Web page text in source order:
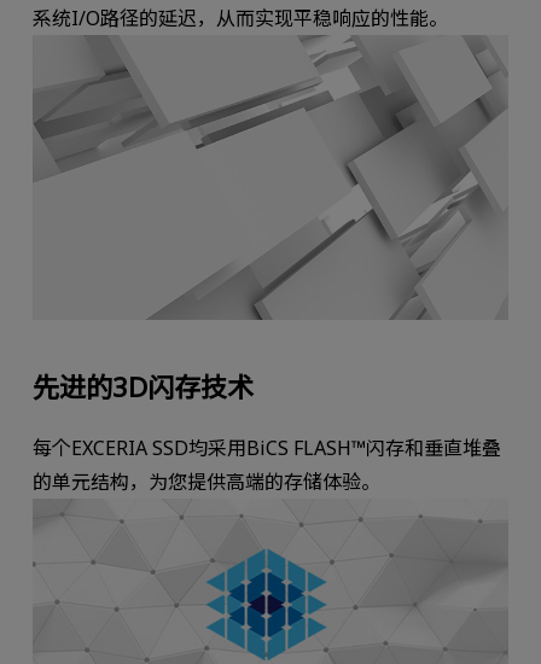
系统I/O路径的延迟，从而实现平稳响应的性能。
先进的3D闪存技术
每个EXCERIA SSD均采用BiCS FLASH™闪存和垂直堆叠
的单元结构，为您提供高端的存储体验。